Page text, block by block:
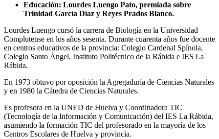
Educación: Lourdes Luengo Pato, premiada sobre
Trinidad García Díaz y Reyes Prados Blanco.
Lourdes Luengo cursó la carrera de Biología en la Universidad
Complutense en los años sesenta. Durante cuarenta años fue docente
en centros educativos de la provincia: Colegio Cardenal Spínola,
Colegio Santo Ángel, Instituto Politécnico de la Rábida e IES La
Rábida.
En 1973 obtuvo por oposición la Agregaduría de Ciencias Naturales
y en 1980 la Cátedra de Ciencias Naturales.
Es profesora en la UNED de Huelva y Coordinadora TIC
(Tecnología de la Información y Comunicación) del IES La Rábida,
asumiendo la formación TIC del profesorado en la mayoría de los
Centros Escolares de Huelva y provincia.